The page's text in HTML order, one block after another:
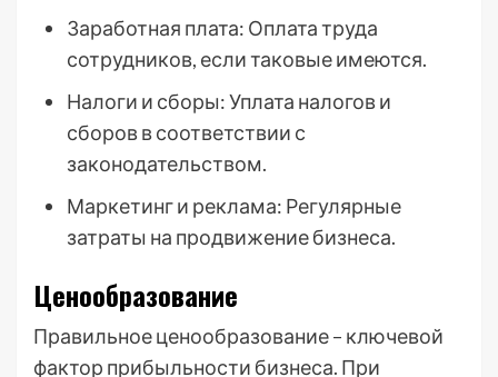
Заработная плата: Оплата труда
сотрудников, если таковые имеются.
Налоги и сборы: Уплата налогов и
сборов в соответствии с
законодательством.
Маркетинг и реклама: Регулярные
затраты на продвижение бизнеса.
Ценообразование
Правильное ценообразование – ключевой
фактор прибыльности бизнеса. При